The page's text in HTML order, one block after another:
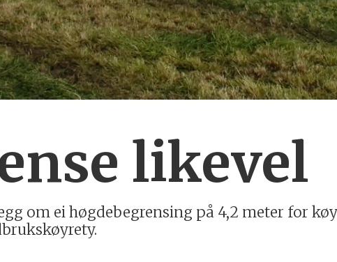
likevel
om ei høgdebegrensing på 4,2 meter for